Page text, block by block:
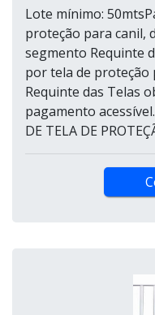
Lote mínimo:
proteção para canil,
segmento Requinte
por tela de proteção
Requinte das Telas
pagamento
DE TELA DE